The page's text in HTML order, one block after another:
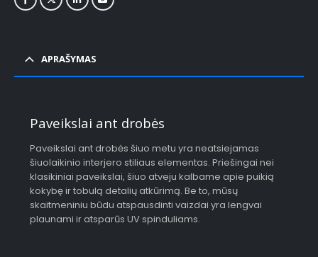
APRAŠYMAS
Paveikslai ant drobės
Paveikslai ant drobės šiuo metu yra neatsiejamas
šiuolaikinio interjero stiliaus elementas. Priešingai nei
klasikiniai paveikslai, šiuo atveju kalbame apie puikią
kokybę ir tobulą detalių atkūrimą. Be to, mūsų
skaitmeniniu būdu atspausdinti vaizdai yra lengvai
plaunami ir atsparūs UV spinduliams.